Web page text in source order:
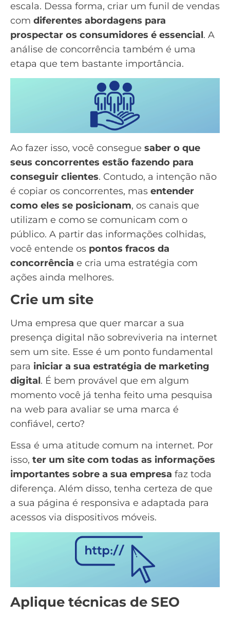
escala. Dessa forma, criar um funil de vendas
com diferentes abordagens para
prospectar os consumidores é essencial. A
análise de concorrência também é uma
etapa que tem bastante importância.
Ao fazer isso, você consegue saber o que
seus concorrentes estão fazendo para
conseguir clientes. Contudo, a intenção não
é copiar os concorrentes, mas entender
como eles se posicionam, os canais que
utilizam e como se comunicam com o
público. A partir das informações colhidas,
você entende os pontos fracos da
concorrência e cria uma estratégia com
ações ainda melhores.
Crie um site
Uma empresa que quer marcar a sua
presença digital não sobreviveria na internet
sem um site. Esse é um ponto fundamental
para iniciar a sua estratégia de marketing
digital. É bem provável que em algum
momento você já tenha feito uma pesquisa
na web para avaliar se uma marca é
confiável, certo?
Essa é uma atitude comum na internet. Por
isso, ter um site com todas as informações
importantes sobre a sua empresa faz toda
diferença. Além disso, tenha certeza de que
a sua página é responsiva e adaptada para
acessos via dispositivos móveis.
Aplique técnicas de SEO